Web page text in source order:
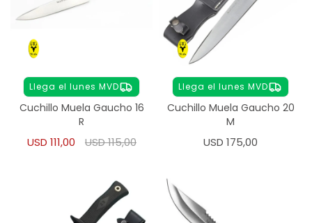
Llega el lunes MVD
Cuchillo Muela Gaucho 16
R
USD 111,00 USD115,00
Llega el lunes MVD
Cuchillo Muela Gaucho 20
M
USD 175,00